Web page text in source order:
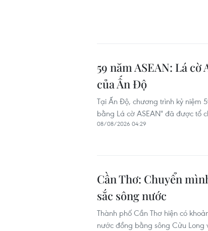
59 năm ASEAN: Lá
của Ấn Độ
Tại Ấn Độ, chương trình kỷ niệm
bằng Lá cờ ASEAN" đã được tổ
08/08/2026 04:29
Cần Thơ: Chuyển
sắc sông nước
Thành phố Cần Thơ hiện có
nước đồng bằng sông Cửu Long